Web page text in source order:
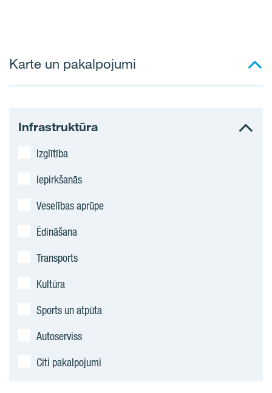
v
Karte un pakalpojumi
Infrastruktūra
Izglītība
Iepirkšanās
Veselības aprūpe
Ēdināšana
Transports
Kultūra
Sports un atpūta
Autoserviss
Citi pakalpojumi